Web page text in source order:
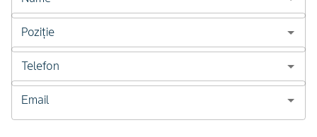
Poziție
Telefon
Email